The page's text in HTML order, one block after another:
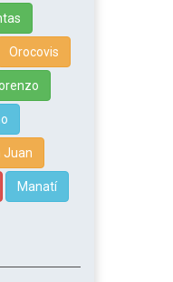
Orocovis
Juan
Manatí